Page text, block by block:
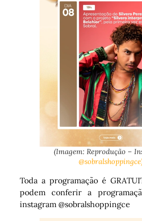
(Imagem: Reprodução –
Toda a programação é
podem conferir a
instagram @sobralshoppingce